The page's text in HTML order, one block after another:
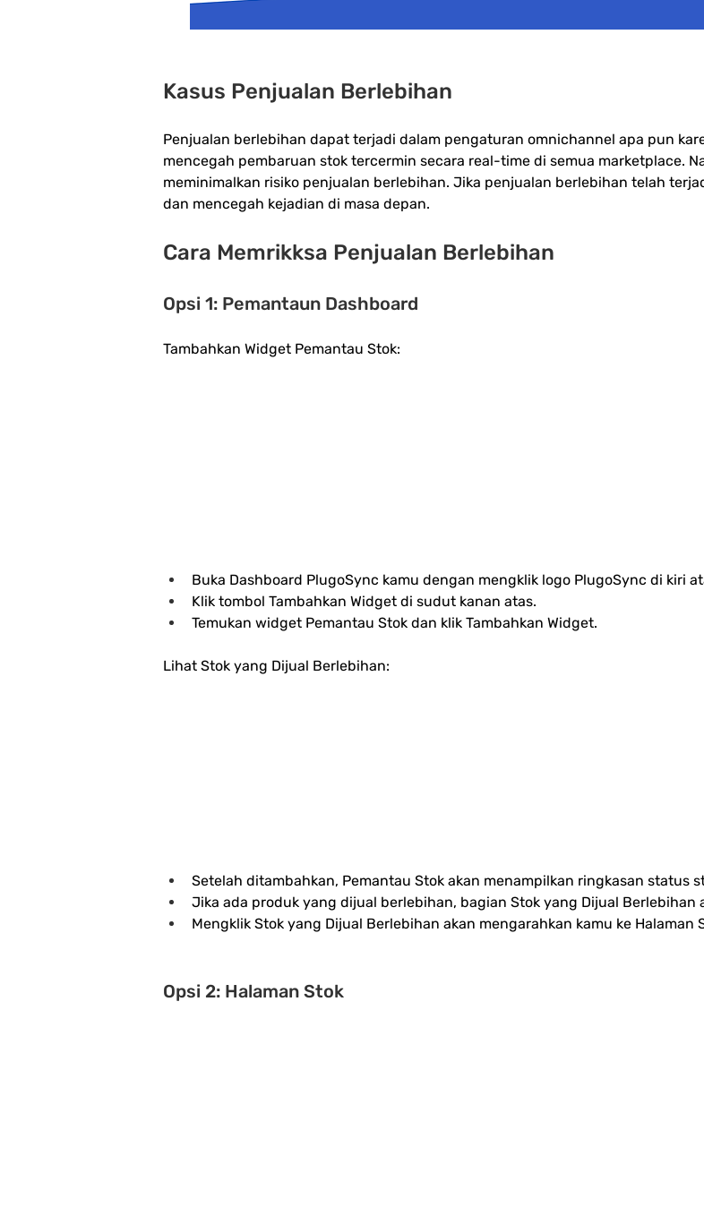
Kasus Penjualan Berlebihan
Penjualan berlebihan dapat terjadi dalam pengaturan omnichannel apa pun
mencegah pembaruan stok tercermin secara real-time di semua marketplace.
meminimalkan risiko penjualan berlebihan. Jika penjualan berlebihan telah
dan mencegah kejadian di masa depan.
Cara Memrikksa Penjualan Berlebihan
Opsi 1: Pemantaun Dashboard
Tambahkan Widget Pemantau Stok:
Buka Dashboard PlugoSync kamu dengan mengklik logo PlugoSync di kiri
Klik tombol Tambahkan Widget di sudut kanan atas.
Temukan widget Pemantau Stok dan klik Tambahkan Widget.
Lihat Stok yang Dijual Berlebihan:
Setelah ditambahkan, Pemantau Stok akan menampilkan ringkasan status
Jika ada produk yang dijual berlebihan, bagian Stok yang Dijual Berlebihan
Mengklik Stok yang Dijual Berlebihan akan mengarahkan kamu ke
Opsi 2: Halaman Stok